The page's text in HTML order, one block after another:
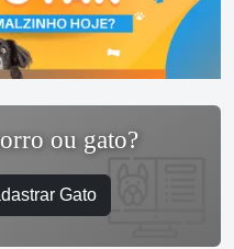
ou gato?
Gato